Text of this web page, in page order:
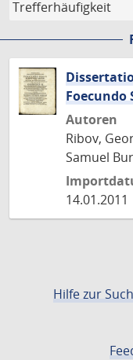
Autoren
Ribov,
Samuel
14.01.2011
Hilfe zur